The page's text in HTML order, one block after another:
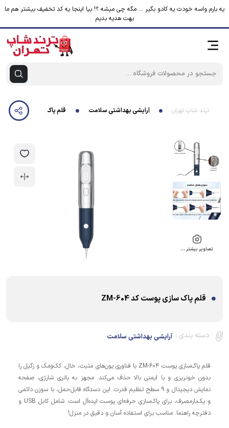
یه بارم واسه خودت یه کادو بگیر ... مگه چی میشه ؟! بیا اینجا یه کد تخفیف بیشتر هم ما
بهت هدیه بدیم
ترند شاپ تهران آرایشی بهداشتی سلامت قلم پاک سازی پوست کد ZM-604
تصاویر بیشتر …
قلم پاک سازی پوست کد ZM-604
دسته بندی : آرایشی بهداشتی سلامت
قلم پاک‌سازی پوست ZM-604 با فناوری یون‌های مثبت، خال، کک‌ومک و زگیل را
بدون خونریزی و با ایمنی بالا حذف می‌کند. مجهز به باتری شارژی، صفحه
نمایش دیجیتال و 9 سطح تنظیم قدرت. این دستگاه قابل‌حمل، با سوزن دائمی
و یک‌بارمصرف، برای پاک‌سازی حرفه‌ای پوست ایده‌آل است. شامل کابل USB و
دفترچه راهنما. مناسب برای استفاده آسان و دقیق در منزل!